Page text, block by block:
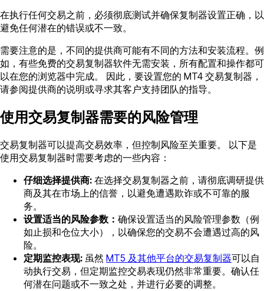
在执行任何交易之前，必须彻底测试并确保复制器设置正确，以
避免任何潜在的错误或不一致。
需要注意的是，不同的提供商可能有不同的方法和安装流程。例
如，有些免费的交易复制器软件无需安装，所有配置和操作都可
以在您的浏览器中完成。 因此，要设置您的 MT4 交易复制器，
请参阅提供商的说明或寻求其客户支持团队的指导。
使用交易复制器需要的风险管理
交易复制器可以提高交易效率，但控制风险至关重要。 以下是
使用交易复制器时需要考虑的一些内容：
仔细选择提供商: 在选择交易复制器之前，请彻底调研提供
商及其在市场上的信誉，以避免遭遇欺诈或不可靠的服
务。
设置适当的风险参数： 确保设置适当的风险管理参数（例
如止损和仓位大小），以确保您的交易不会遭遇过高的风
险。
定期监控表现: 虽然 MT5 及其他平台的交易复制器可以自
动执行交易，但定期监控交易表现仍然非常重要。确认任
何潜在问题或不一致之处，并进行必要的调整。